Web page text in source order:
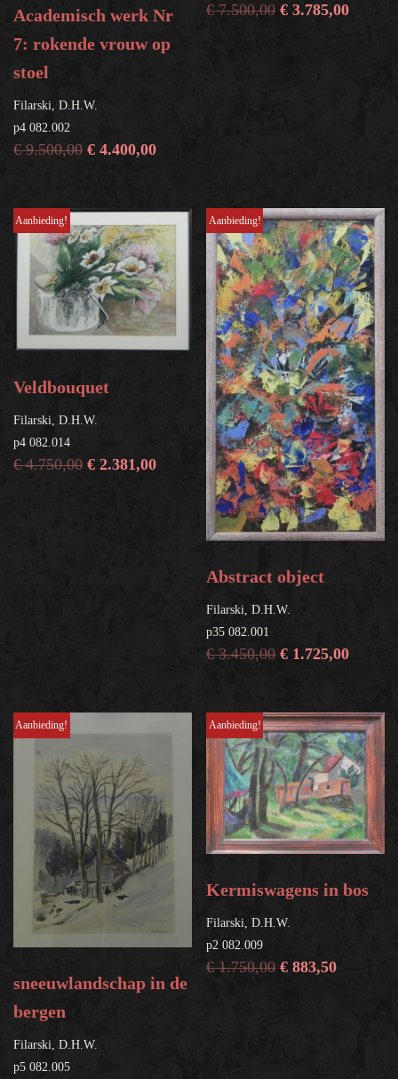
Academisch werk Nr
7: rokende vrouw op
stoel
Filarski, D.H.W.
p4 082.002
€9.500,00 € 4.400,00
€7.500,00 € 3.785,00
Aanbieding!
Veldbouquet
Filarski, D.H.W.
p4 082.014
€4.750,00 € 2.381,00
Aanbieding!
Abstract object
Filarski, D.H.W.
p35 082.001
€3.450,00 € 1.725,00
Aanbieding!
sneeuwlandschap in de
bergen
Filarski, D.H.W.
p5 082.005
Aanbieding!
Kermiswagens in bos
Filarski, D.H.W.
p2 082.009
€1.750,00 € 883,50